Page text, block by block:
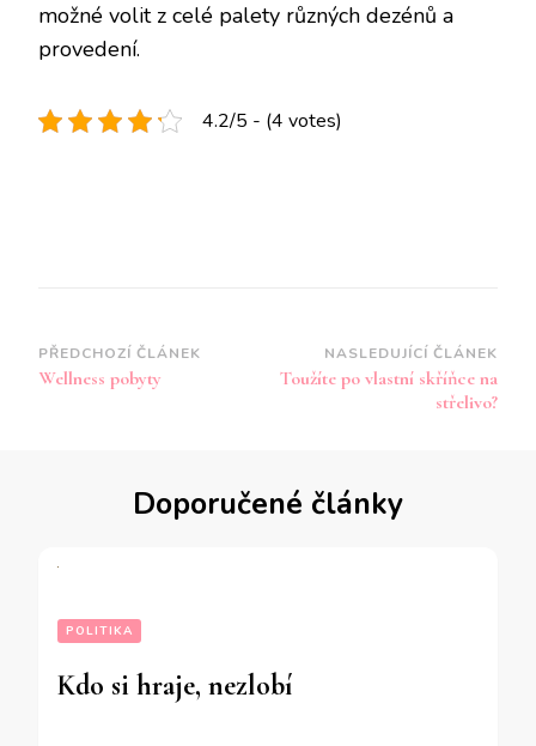
možné volit z celé palety různých dezénů a
provedení.
4.2/5 - (4 votes)
Navigace
příspěvku
PŘEDCHOZÍ ČLÁNEK
Wellness pobyty
NASLEDUJÍCÍ ČLÁNEK
Toužíte po vlastní skříňce na
střelivo?
Doporučené články
POLITIKA
Kdo si hraje, nezlobí